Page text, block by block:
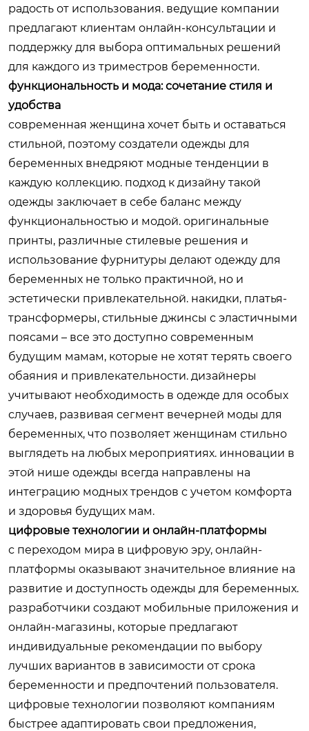
радость от использования. ведущие компании
предлагают клиентам онлайн-консультации и
поддержку для выбора оптимальных решений
для каждого из триместров беременности.
функциональность и мода: сочетание стиля и
удобства
современная женщина хочет быть и оставаться
стильной, поэтому создатели одежды для
беременных внедряют модные тенденции в
каждую коллекцию. подход к дизайну такой
одежды заключает в себе баланс между
функциональностью и модой. оригинальные
принты, различные стилевые решения и
использование фурнитуры делают одежду для
беременных не только практичной, но и
эстетически привлекательной. накидки, платья-
трансформеры, стильные джинсы с эластичными
поясами – все это доступно современным
будущим мамам, которые не хотят терять своего
обаяния и привлекательности. дизайнеры
учитывают необходимость в одежде для особых
случаев, развивая сегмент вечерней моды для
беременных, что позволяет женщинам стильно
выглядеть на любых мероприятиях. инновации в
этой нише одежды всегда направлены на
интеграцию модных трендов с учетом комфорта
и здоровья будущих мам.
цифровые технологии и онлайн-платформы
с переходом мира в цифровую эру, онлайн-
платформы оказывают значительное влияние на
развитие и доступность одежды для беременных.
разработчики создают мобильные приложения и
онлайн-магазины, которые предлагают
индивидуальные рекомендации по выбору
лучших вариантов в зависимости от срока
беременности и предпочтений пользователя.
цифровые технологии позволяют компаниям
быстрее адаптировать свои предложения,